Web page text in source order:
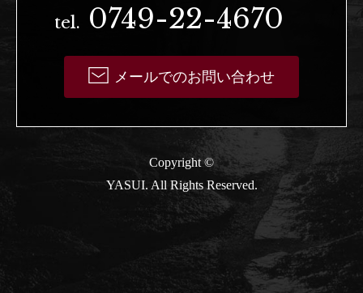
tel. 0749-22-4670
メールでのお問い合わせ
Copyright ©
YASUI. All Rights Reserved.